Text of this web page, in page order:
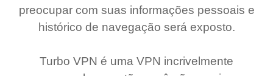
preocupar com suas informações pessoais e
histórico de navegação será exposto.
Turbo VPN é uma VPN incrivelmente